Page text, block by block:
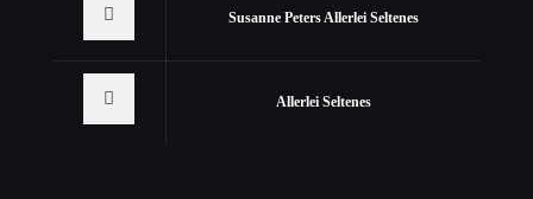
Susanne Peters Allerlei Seltenes
Allerlei Seltenes